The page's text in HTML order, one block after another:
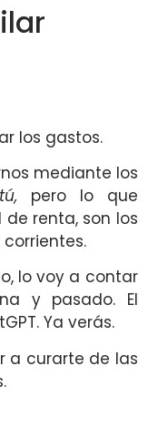
los gastos.
mediante los
pero lo que
renta, son los
lo voy a contar
y pasado. El
Ya verás.
a curarte de las